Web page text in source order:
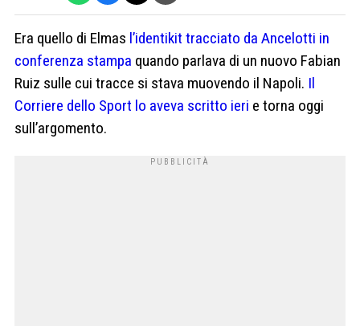
Era quello di Elmas l’identikit tracciato da Ancelotti in
conferenza stampa quando parlava di un nuovo Fabian
Ruiz sulle cui tracce si stava muovendo il Napoli. Il
Corriere dello Sport lo aveva scritto ieri e torna oggi
sull’argomento.